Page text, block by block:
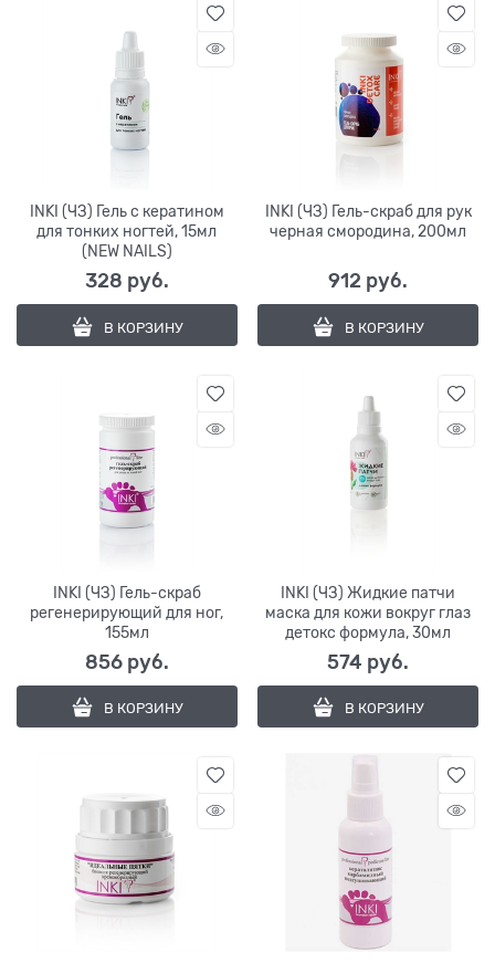
INKI (ЧЗ) Гель с кератином
для тонких ногтей, 15мл
(NEW NAILS)
328 руб.
В КОРЗИНУ
INKI (ЧЗ) Гель-скраб для рук
черная смородина, 200мл
912 руб.
В КОРЗИНУ
INKI (ЧЗ) Гель-скраб
регенерирующий для ног,
155мл
856 руб.
В КОРЗИНУ
INKI (ЧЗ) Жидкие патчи
маска для кожи вокруг глаз
детокс формула, 30мл
574 руб.
В КОРЗИНУ